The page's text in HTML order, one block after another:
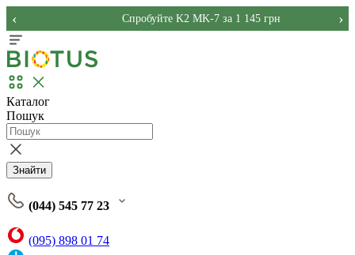
Спробуйте K2 MK-7 за 1 145 грн
‹ ›
Каталог
Пошук
Знайти
(044) 545 77 23
(095) 898 01 74